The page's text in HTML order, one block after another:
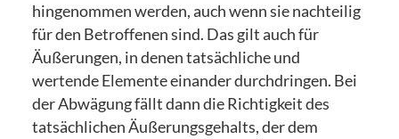
hingenommen werden, auch wenn sie nachteilig
für den Betroffenen sind. Das gilt auch für
Äußerungen, in denen tatsächliche und
wertende Elemente einander durchdringen. Bei
der Abwägung fällt dann die Richtigkeit des
tatsächlichen Äußerungsgehalts, der dem